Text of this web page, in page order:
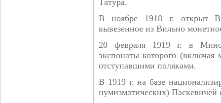
Татура.
В ноябре 1918 г. открыт
вывезенное из Вильно
20 февраля 1919 г. в
экспонаты которого
отступавшими поляками.
В 1919 г. на базе
нумизматических) Паскевичей